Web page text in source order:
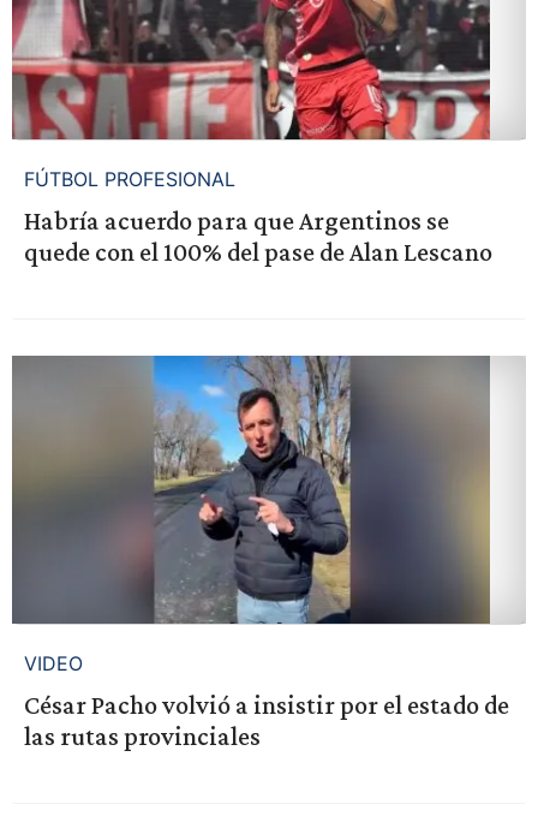
FÚTBOL PROFESIONAL
Habría acuerdo para que Argentinos se
quede con el 100% del pase de Alan Lescano
VIDEO
César Pacho volvió a insistir por el estado de
las rutas provinciales